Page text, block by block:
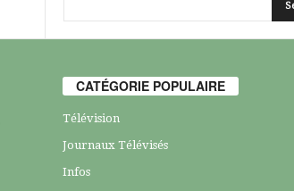
CATÉGORIE POPULAIRE
Télévision
Journaux Télévisés
Infos